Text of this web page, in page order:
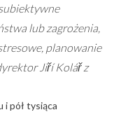
lub zagrożenia,
planowanie
Jiří Kolář z
i pół tysiąca